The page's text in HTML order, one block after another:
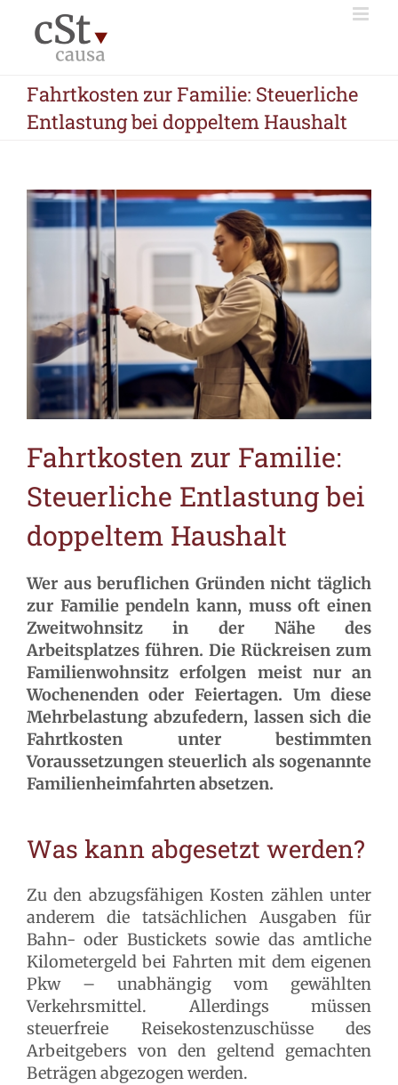
Inhalt
springen
Fahrtkosten zur Familie: Steuerliche
Entlastung bei doppeltem Haushalt
Fahrtkosten zur Familie:
Steuerliche Entlastung bei
doppeltem Haushalt
Wer aus beruflichen Gründen nicht täglich
zur Familie pendeln kann, muss oft einen
Zweitwohnsitz in der Nähe des
Arbeitsplatzes führen. Die Rückreisen zum
Familienwohnsitz erfolgen meist nur an
Wochenenden oder Feiertagen. Um diese
Mehrbelastung abzufedern, lassen sich die
Fahrtkosten unter bestimmten
Voraussetzungen steuerlich als sogenannte
Familienheimfahrten absetzen.
Was kann abgesetzt werden?
Zu den abzugsfähigen Kosten zählen unter
anderem die tatsächlichen Ausgaben für
Bahn- oder Bustickets sowie das amtliche
Kilometergeld bei Fahrten mit dem eigenen
Pkw – unabhängig vom gewählten
Verkehrsmittel. Allerdings müssen
steuerfreie Reisekostenzuschüsse des
Arbeitgebers von den geltend gemachten
Beträgen abgezogen werden.